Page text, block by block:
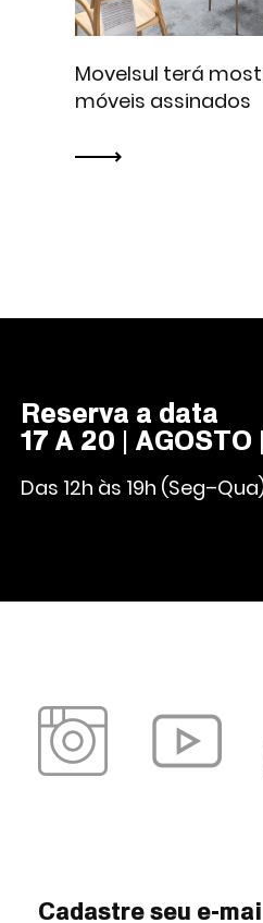
Movelsul terá
móveis assinados
Reserva a data
17 A 20 |
Das 12h às 19h
Cadastre seu e-